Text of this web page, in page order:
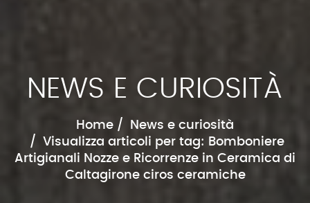
NEWS E CURIOSITÀ
Home
News e curiosità
Visualizza articoli per tag: Bomboniere
Artigianali Nozze e Ricorrenze in Ceramica di
Caltagirone ciros ceramiche